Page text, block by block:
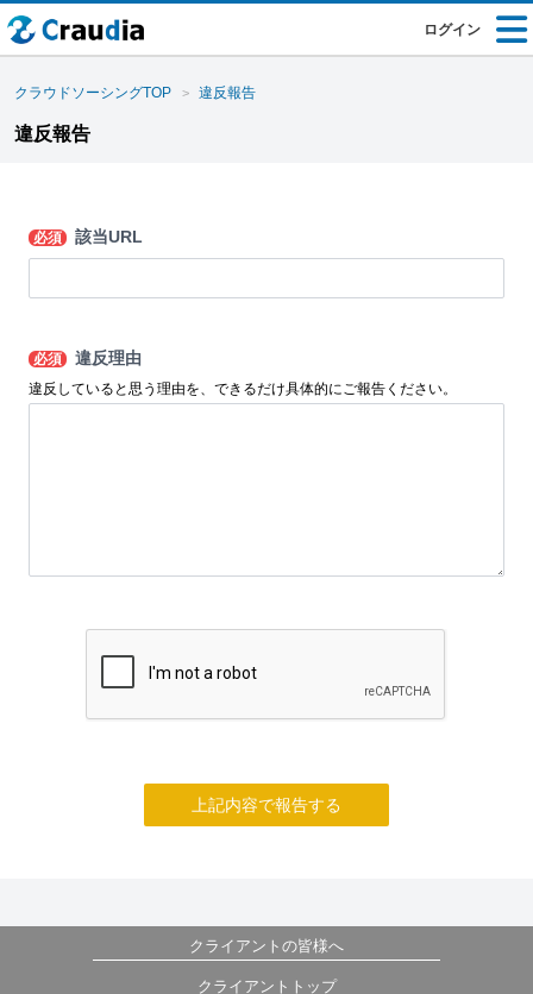
ログイン
クラウドソーシングTOP 違反報告
違反報告
必須 該当URL
必須 違反理由
違反していると思う理由を、できるだけ具体的にご報告ください。
上記内容で報告する
クライアントの皆様へ
クライアントトップ